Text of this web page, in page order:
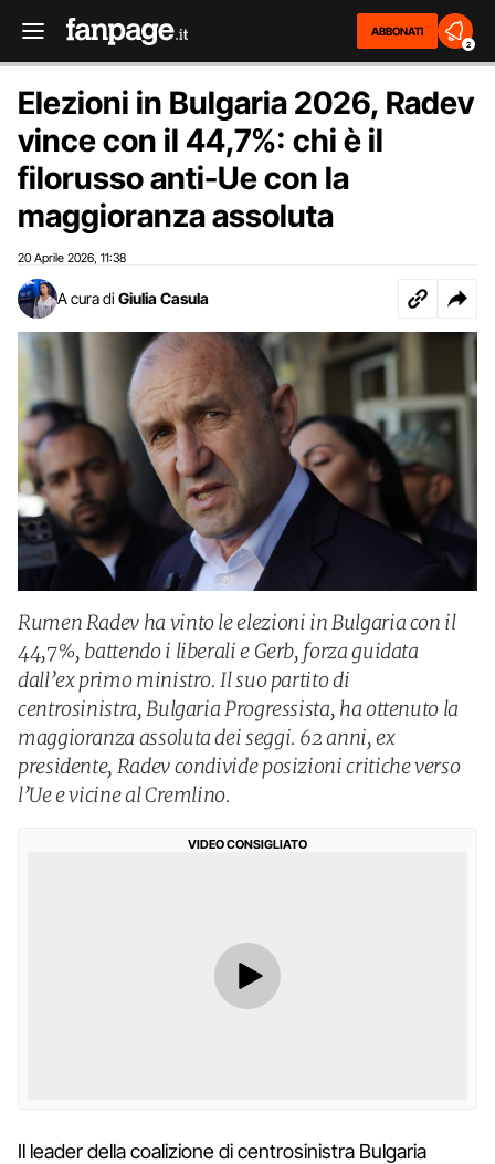
ABBONATI
2
Elezioni in Bulgaria 2026, Radev
vince con il 44,7%: chi è il
filorusso anti-Ue con la
maggioranza assoluta
20 Aprile 2026 11:38
A cura di Giulia Casula
Rumen Radev ha vinto le elezioni in Bulgaria con il
44,7%, battendo i liberali e Gerb, forza guidata
dall’ex primo ministro. Il suo partito di
centrosinistra, Bulgaria Progressista, ha ottenuto la
maggioranza assoluta dei seggi. 62 anni, ex
presidente, Radev condivide posizioni critiche verso
l’Ue e vicine al Cremlino.
VIDEO CONSIGLIATO
Il leader della coalizione di centrosinistra Bulgaria